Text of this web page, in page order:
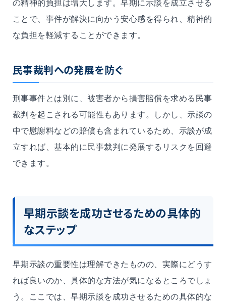
の精神的負担は増大します。早期に示談を成立させる
ことで、事件が解決に向かう安心感を得られ、精神的
な負担を軽減することができます。
民事裁判への発展を防ぐ
刑事事件とは別に、被害者から損害賠償を求める民事
裁判を起こされる可能性もあります。しかし、示談の
中で慰謝料などの賠償も含まれているため、示談が成
立すれば、基本的に民事裁判に発展するリスクを回避
できます。
早期示談を成功させるための具体的
なステップ
早期示談の重要性は理解できたものの、実際にどうす
れば良いのか、具体的な方法が気になるところでしょ
う。ここでは、早期示談を成功させるための具体的な